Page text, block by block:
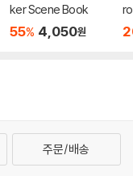
ker Scene Book
55% 4,050원
주문/배송